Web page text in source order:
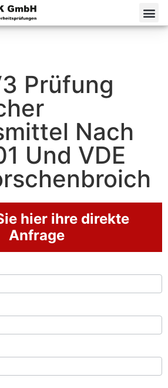
Prüfung
Nach
Und VDE
hier ihre direkte
Anfrage